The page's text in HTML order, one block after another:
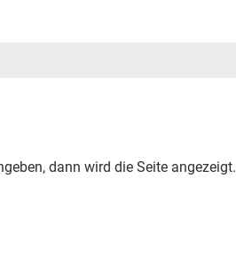
dann wird die Seite angezeigt.